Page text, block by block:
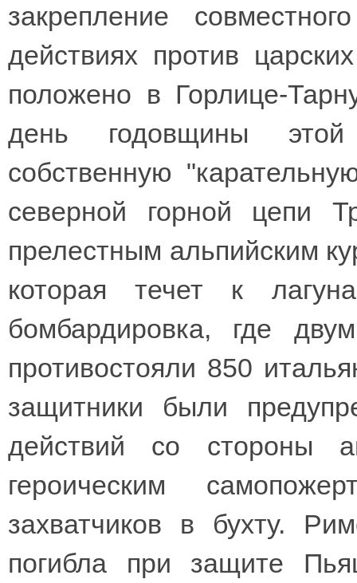
закрепление
действиях против
положено в Горлице-
день годовщины
собственную
северной горной цепи
прелестным альпийским
которая течет к
бомбардировка, где
противостояли 850
защитники были
действий со стороны
героическим
захватчиков в бухту.
погибла при защите